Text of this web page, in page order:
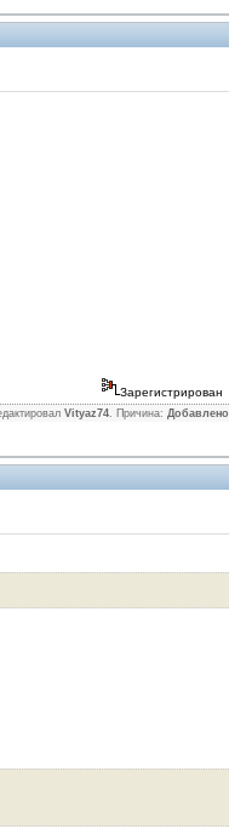
Зарегистрирован
Vityaz74. Причина: Добавлено